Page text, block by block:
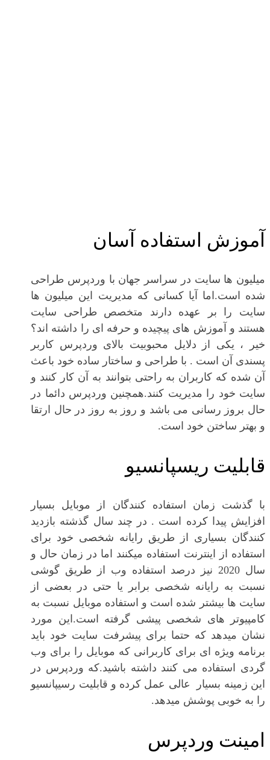
آموزش استفاده آسان
میلیون ها سایت در سراسر جهان با وردپرس طراحی
شده است.اما آیا کسانی که مدیریت این میلیون ها
سایت را بر عهده دارند متخصص طراحی سایت
هستند و آموزش های پیچیده و حرفه ای را داشته اند؟
خیر ، یکی از دلایل محبوبیت بالای وردپرس کاربر
پسندی آن است . با طراحی و ساختار ساده خود باعث
آن شده که کاربران به راحتی بتوانند به آن کار کنند و
سایت خود را مدیریت کنند.همچنین وردپرس دائما در
حال بروز رسانی می باشد و روز به روز در حال ارتقا
و بهتر ساختن خود است.
قابلیت ریسپانسیو
با گذشت زمان استفاده کنندگان از موبایل بسیار
افزایش پیدا کرده است . در چند سال گذشته بازدید
کنندگان بسیاری از طریق رایانه شخصی خود برای
استفاده از اینترنت استفاده میکنند اما در زمان حال و
سال 2020 نیز درصد استفاده وب از طریق گوشی
نسبت به رایانه شخصی برابر یا حتی در بعضی از
سایت ها بیشتر شده است و استفاده موبایل نسبت به
کامپیوتر های شخصی پیشی گرفته است.این مورد
نشان میدهد که حتما برای پیشرفت سایت خود باید
برنامه ویژه ای برای کاربرانی که موبایل را برای وب
گردی استفاده می کنند داشته باشید.که وردپرس در
این زمینه بسیار عالی عمل کرده و قابلیت رسیپانسیو
را به خوبی پوشش میدهد.
امینت وردپرس